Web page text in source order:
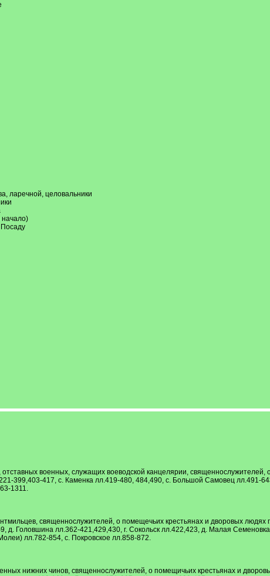
ларечной, целовальники
начало)
отставных военных, служащих воеводской канцелярии, священнослужителей,
399,403-417, с. Каменка лл.419-480, 484,490, с. Большой Самовец лл.491-
1311.
священнослужителей, о помещечьих крестьянах и дворовых людях
д. Головшина лл.362-421,429,430, г. Сокольск лл.422,423, д. Малая
лл.782-854, с. Покровское лл.858-872.
нижних чинов, священнослужителей, о помещичьих крестьянах и